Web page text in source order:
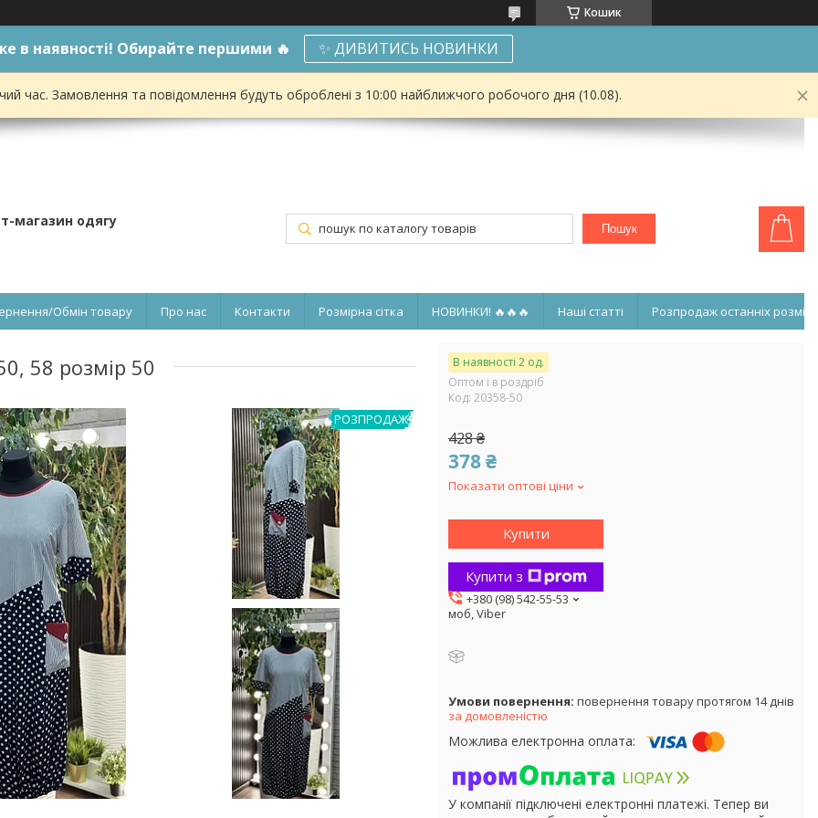
Кошик
в наявності! Обирайте першими 🔥 ✨ ДИВИТИСЬ НОВИНКИ
час. Замовлення та повідомлення будуть оброблені з 10:00 найближчого робочого дня (10.08).
магазин одягу Пошук
Обмін товару Про нас Контакти Розмірна сітка НОВИНКИ! 🔥🔥🔥 Наші статті Розпродаж останніх
58 розмір 50
РОЗПРОДАЖ
В наявності 2 од.
Оптом і в роздріб
Код: 20358-50
428 ₴
378 ₴
Показати оптові ціни
Купити
Купити з
+380 (98) 542-55-53
моб, Viber
повернення товару протягом 14 днів
за домовленістю
У компанії підключені електронні платежі. Тепер ви